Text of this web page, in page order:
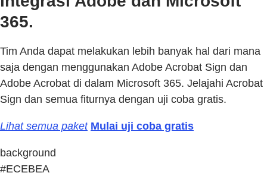
365.
Tim Anda dapat melakukan lebih banyak hal dari mana
saja dengan menggunakan Adobe Acrobat Sign dan
Adobe Acrobat di dalam Microsoft 365. Jelajahi Acrobat
Sign dan semua fiturnya dengan uji coba gratis.
Lihat semua paket Mulai uji coba gratis
background
#ECEBEA